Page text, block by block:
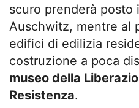
scuro prenderà posto
Auschwitz, mentre al
edifici di edilizia
costruzione a poca
museo della
Resistenza.